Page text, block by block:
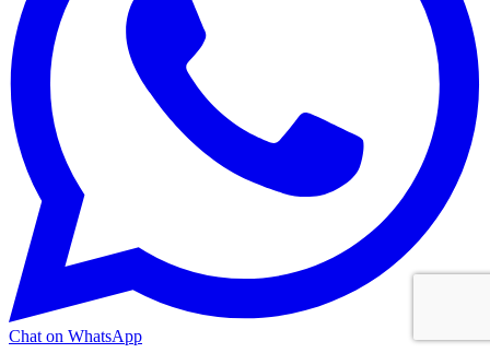
Chat on WhatsApp